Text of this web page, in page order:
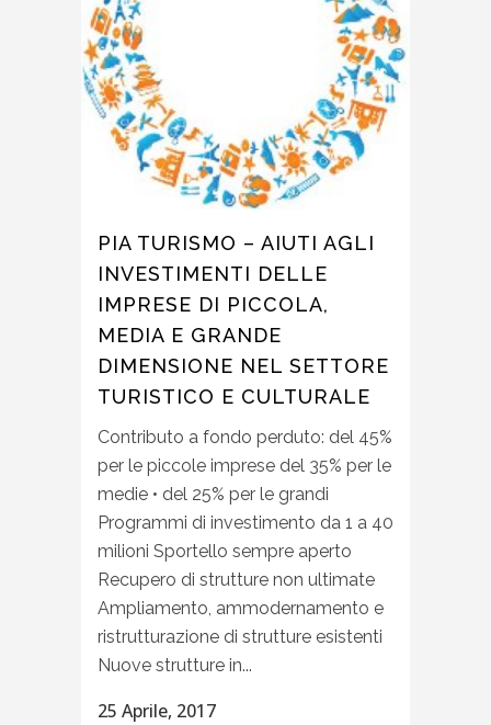
PIA TURISMO – AIUTI AGLI
INVESTIMENTI DELLE
IMPRESE DI PICCOLA,
MEDIA E GRANDE
DIMENSIONE NEL SETTORE
TURISTICO E CULTURALE
Contributo a fondo perduto: del 45%
per le piccole imprese del 35% per le
medie • del 25% per le grandi
Programmi di investimento da 1 a 40
milioni Sportello sempre aperto
Recupero di strutture non ultimate
Ampliamento, ammodernamento e
ristrutturazione di strutture esistenti
Nuove strutture in...
25 Aprile, 2017